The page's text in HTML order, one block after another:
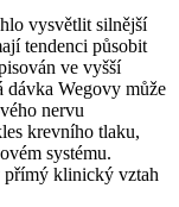
vysvětlit silnější
tendenci působit
ve vyšší
dávka Wegovy může
nervu
krevního tlaku,
systému.
přímý klinický vztah